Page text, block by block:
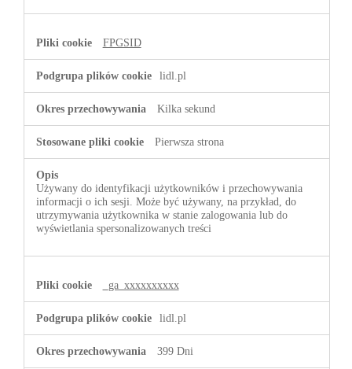
FPGSID
lidl.pl
Kilka sekund
Pierwsza strona
Używany do identyfikacji użytkowników i przechowywania
informacji o ich sesji. Może być używany, na przykład, do
utrzymywania użytkownika w stanie zalogowania lub do
wyświetlania spersonalizowanych treści
_ga_xxxxxxxxxx
lidl.pl
399 Dni